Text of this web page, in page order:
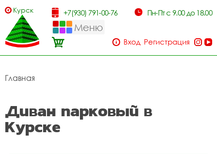
Курск +7(930) 791-00-76 Пн-Пт с 9.00 до 18.00
Меню
Вход Регистрация
Главная
Диван парковый в
Курске